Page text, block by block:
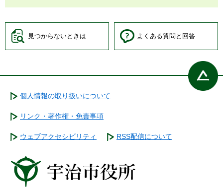
見つからないときは よくある質問と回答
個人情報の取り扱いについて
リンク・著作権・免責事項
ウェブアクセシビリティ RSS配信について